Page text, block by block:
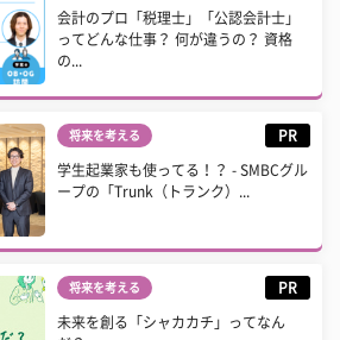
会計のプロ「税理士」「公認会計士」
ってどんな仕事？ 何が違うの？ 資格
の...
将来を考える PR
学生起業家も使ってる！？ - SMBCグル
ープの「Trunk（トランク）...
将来を考える PR
未来を創る「シャカカチ」ってなん